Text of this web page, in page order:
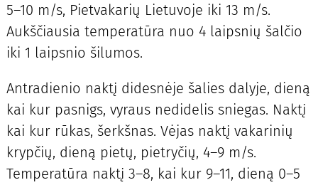
5–10 m/s, Pietvakarių Lietuvoje iki 13 m/s.
Aukščiausia temperatūra nuo 4 laipsnių šalčio
iki 1 laipsnio šilumos.
Antradienio naktį didesnėje šalies dalyje, dieną
kai kur pasnigs, vyraus nedidelis sniegas. Naktį
kai kur rūkas, šerkšnas. Vėjas naktį vakarinių
krypčių, dieną pietų, pietryčių, 4–9 m/s.
Temperatūra naktį 3–8, kai kur 9–11, dieną 0–5